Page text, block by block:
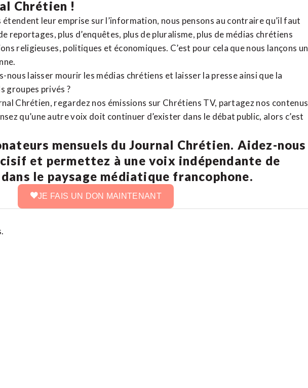
Chrétien !
leur emprise sur l’information, nous pensons au contraire qu’il faut
reportages, plus d’enquêtes, plus de pluralisme, plus de médias chrétiens
religieuses, politiques et économiques. C’est pour cela que nous lançons un
nous laisser mourir les médias chrétiens et laisser la presse ainsi que la
groupes privés ?
Chrétien, regardez nos émissions sur Chrétiens TV, partagez nos contenus
qu’une autre voix doit continuer d’exister dans le débat public, alors c’est
mensuels du Journal Chrétien. Aidez-nous
et permettez à une voix indépendante de
le paysage médiatique francophone.
JE FAIS UN DON MAINTENANT